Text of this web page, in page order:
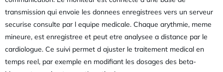
transmission qui envoie les donnees enregistrees vers un serveur
securise consulte par l equipe medicale. Chaque arythmie, meme
mineure, est enregistree et peut etre analysee a distance par le
cardiologue. Ce suivi permet d ajuster le traitement medical en
temps reel, par exemple en modifiant les dosages des beta-